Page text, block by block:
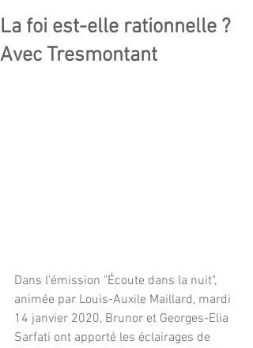
La foi est-elle rationnelle ?
Avec Tresmontant
Dans l'émission "Écoute dans la nuit",
animée par Louis-Auxile Maillard, mardi
14 janvier 2020, Brunor et Georges-Elia
Sarfati ont apporté les éclairages de